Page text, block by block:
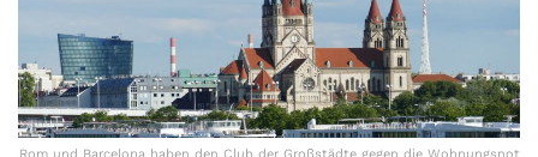
Rom und Barcelona haben den Club der Großstädte gegen die Wohnungsnot